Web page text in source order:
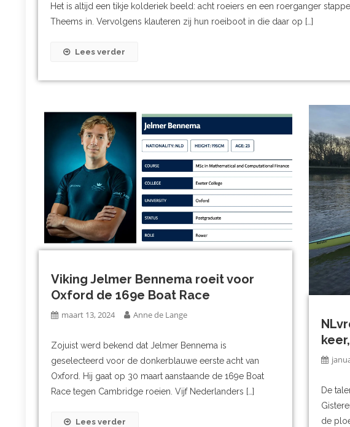
Het is altijd een tikje kolderiek beeld: acht roeiers en een roerganger
Theems in. Vervolgens klauteren zij hun roeiboot in die daar op […]
Lees verder
Viking Jelmer Bennema roeit voor
Oxford de 169e Boat Race
maart 13, 2024 Anne de Lange
Zojuist werd bekend dat Jelmer Bennema is
geselecteerd voor de donkerblauwe eerste acht van
Oxford. Hij gaat op 30 maart aanstaande de 169e Boat
Race tegen Cambridge roeien. Vijf Nederlanders […]
Lees verder
De
de